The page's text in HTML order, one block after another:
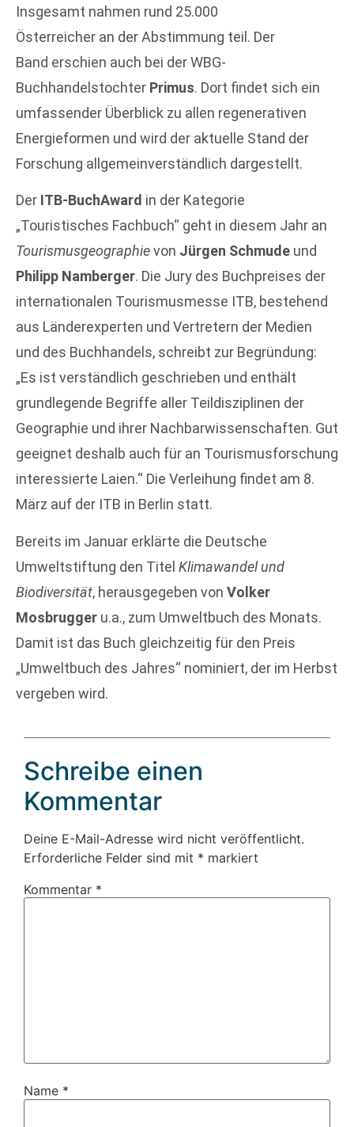
Insgesamt nahmen rund 25.000
Österreicher an der Abstimmung teil. Der
Band erschien auch bei der WBG-
Buchhandelstochter Primus. Dort findet sich ein
umfassender Überblick zu allen regenerativen
Energieformen und wird der aktuelle Stand der
Forschung allgemeinverständlich dargestellt.
Der ITB-BuchAward in der Kategorie
„Touristisches Fachbuch“ geht in diesem Jahr an
Tourismusgeographievon Jürgen Schmude und
Philipp Namberger. Die Jury des Buchpreises der
internationalen Tourismusmesse ITB, bestehend
aus Länderexperten und Vertretern der Medien
und des Buchhandels, schreibt zur Begründung:
„Es ist verständlich geschrieben und enthält
grundlegende Begriffe aller Teildisziplinen der
Geographie und ihrer Nachbarwissenschaften. Gut
geeignet deshalb auch für an Tourismusforschung
interessierte Laien.“ Die Verleihung findet am 8.
März auf der ITB in Berlin statt.
Bereits im Januar erklärte die Deutsche
Umweltstiftung den Titel Klimawandel und
Biodiversität, herausgegeben von Volker
Mosbrugger u.a., zum Umweltbuch des Monats.
Damit ist das Buch gleichzeitig für den Preis
„Umweltbuch des Jahres“ nominiert, der im Herbst
vergeben wird.
Schreibe einen
Kommentar
Deine E-Mail-Adresse wird nicht veröffentlicht.
Erforderliche Felder sind mit * markiert
Kommentar *
Name *